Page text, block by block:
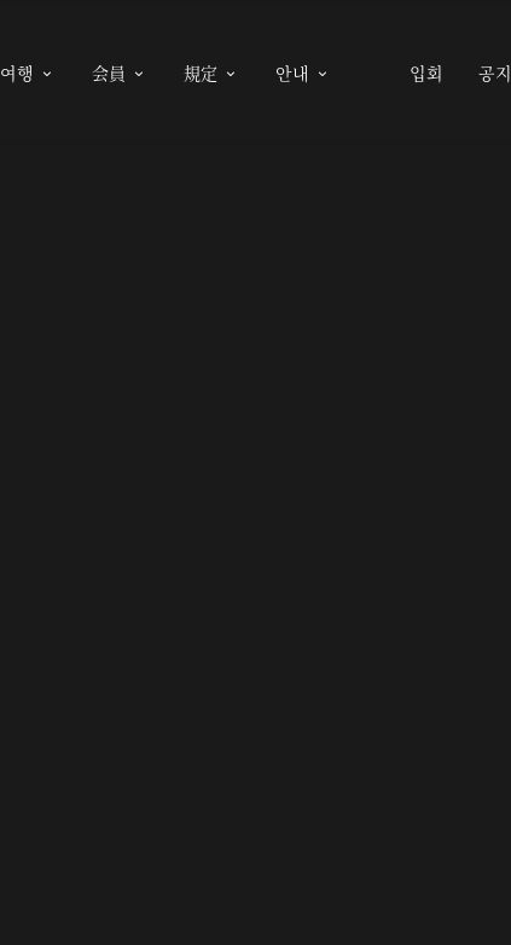
여행  会員  規定  안내  입회 공지